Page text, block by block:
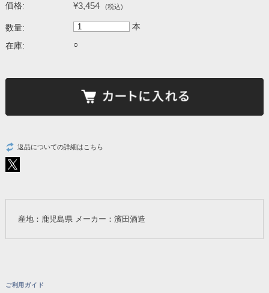
価格: ¥3,454 (税込)
数量: 本
在庫: ○
返品についての詳細はこちら
産地：鹿児島県 メーカー：濱田酒造
ご利用ガイド